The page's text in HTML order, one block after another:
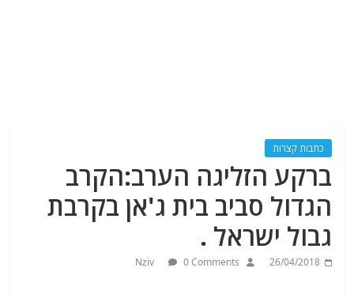
כתבות קצרות
ברקע הזליגה הערב:הקרב
הגדול סביב בית ג'אן בקרבת
גבול ישראל .
26/04/2018
Nziv 0 Comments